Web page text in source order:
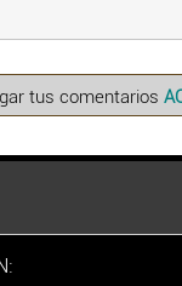
tus comentarios